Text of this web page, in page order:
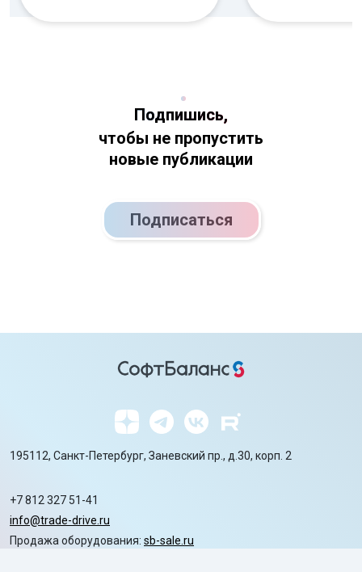
Подпишись,
чтобы не пропустить
новые публикации
Подписаться
195112, Санкт-Петербург, Заневский пр., д.30, корп. 2
+7 812 327 51-41
info@trade-drive.ru
Продажа оборудования: sb-sale.ru